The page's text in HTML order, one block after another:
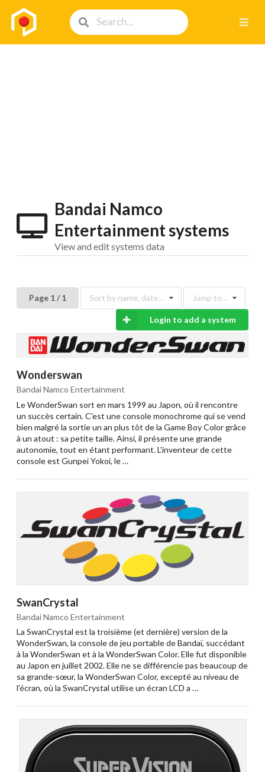
Bandai Namco
Entertainment systems
View and edit systems data
Page 1 / 1 Sort by name, date... Jump to...
Login to add a system
Wonderswan
Bandai Namco Entertainment
Le WonderSwan sort en mars 1999 au Japon, où il rencontre
un succès certain. C'est une console monochrome qui se vend
bien malgré la sortie un an plus tôt de la Game Boy Color grâce
à un atout : sa petite taille. Ainsi, il présente une grande
autonomie, tout en étant performant. L'inventeur de cette
console est Gunpei Yokoi, le …
SwanCrystal
Bandai Namco Entertainment
La SwanCrystal est la troisième (et dernière) version de la
WonderSwan, la console de jeu portable de Bandaï, succédant
à la WonderSwan et à la WonderSwan Color. Elle fut disponible
au Japon en juillet 2002. Elle ne se différencie pas beaucoup de
sa grande-sœur, la WonderSwan Color, excepté au niveau de
l'écran, où la SwanCrystal utilise un écran LCD a …